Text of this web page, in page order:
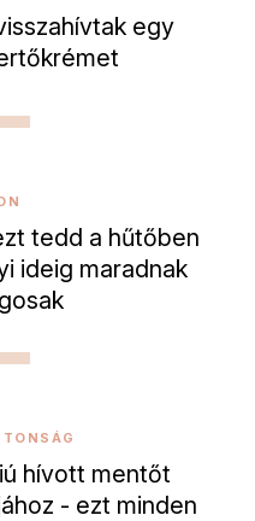
egy
tedd a hűtőben
ideig maradnak
hívott mentőt
- ezt minden